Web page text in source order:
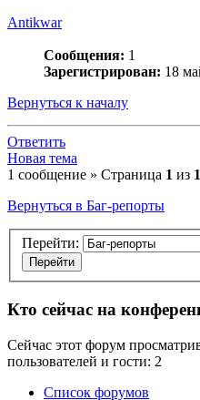
Antikwar
Сообщения: 1
Зарегистрирован: 18
Вернуться к началу
Ответить
Новая тема
1 сообщение » Страница 1 из 1
Вернуться в Баг-репорты
Перейти:
Кто сейчас на
Сейчас этот форум
пользователей и гости: 2
Список форумов